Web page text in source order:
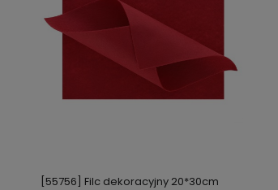
[55756] Filc dekoracyjny 20*30cm